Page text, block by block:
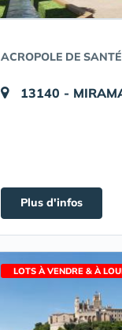
ACROPOLE DE
13140 -
Plus d'infos
LOTS À VENDRE & À